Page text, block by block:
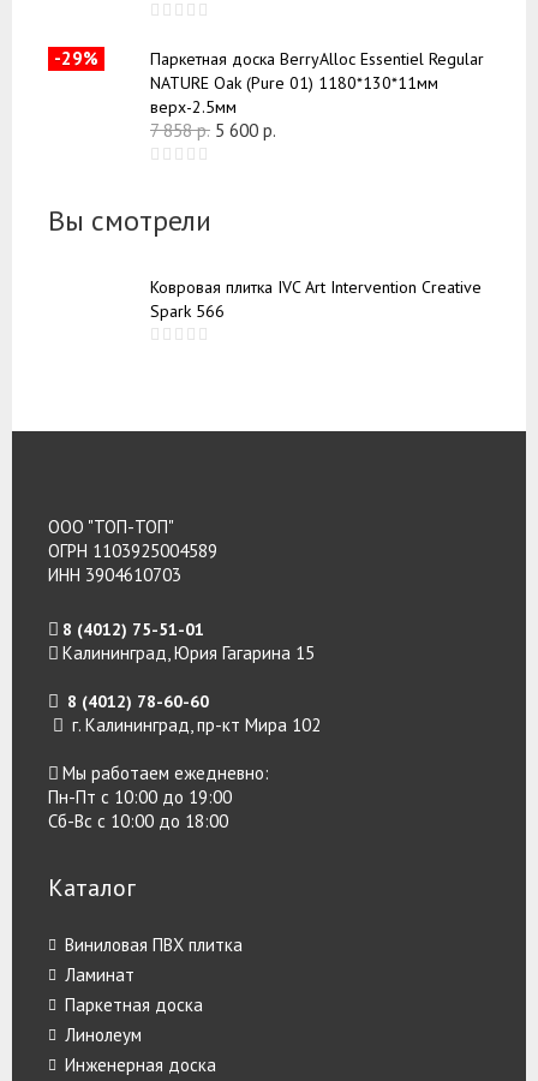
Паркетная доска BerryAlloc Essentiel Regular
NATURE Oak (Pure 01) 1180*130*11мм
верх-2.5мм
7 858р. 5 600 р.
-29%
Вы смотрели
Ковровая плитка IVC Art Intervention Creative
Spark 566
ООО "ТОП-ТОП"
ОГРН 1103925004589
ИНН 3904610703
8 (4012) 75-51-01
Калининград, Юрия Гагарина 15
8 (4012) 78-60-60
г. Калининград, пр-кт Мира 102
Мы работаем ежедневно:
Пн-Пт с 10:00 до 19:00
Сб-Вс с 10:00 до 18:00
Каталог
Виниловая ПВХ плитка
Ламинат
Паркетная доска
Линолеум
Инженерная доска